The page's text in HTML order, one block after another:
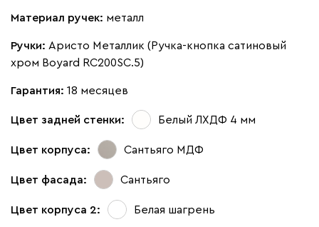
Материал ручек: металл
Ручки: Аристо Металлик (Ручка-кнопка сатиновый
хром Boyard RC200SC.5)
Гарантия: 18 месяцев
Цвет задней стенки: Белый ЛХДФ 4 мм
Цвет корпуса: Сантьяго МДФ
Цвет фасада: Сантьяго
Цвет корпуса 2: Белая шагрень